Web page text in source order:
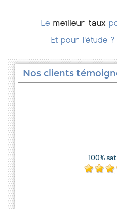
Le meilleur taux
Et pour l'étude ?
Nos clients